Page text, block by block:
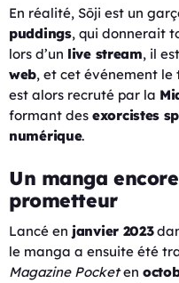
En réalité, Sōji est un
puddings, qui donnerait
lors d’un live stream, il
web, et cet événement
est alors recruté par la
formant des exorcistes
numérique.
Un manga
prometteur
Lancé en janvier 2023
le manga a ensuite été
Magazine Pocketen